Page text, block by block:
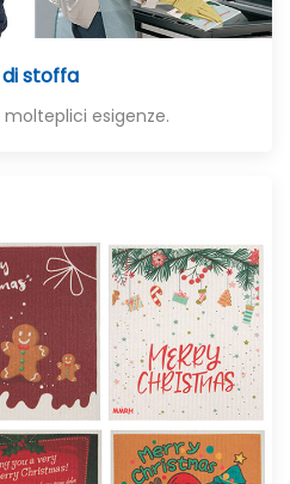
stoffa
esigenze.